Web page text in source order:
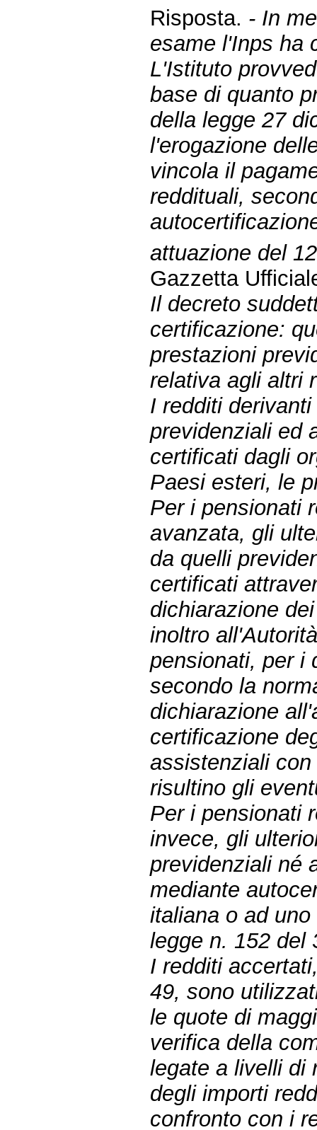
Risposta. - In
esame l'Inps ha
L'Istituto
base di quanto
della legge 27
l'erogazione
vincola il
reddituali,
attuazione del
Gazzetta
Il decreto
certificazione:
prestazioni
relativa agli altri
I redditi
previdenziali ed
certificati dagli
Paesi esteri, le
Per i pensionati
avanzata, gli
da quelli
certificati
dichiarazione
inoltro
pensionati, per i
secondo la
dichiarazione
certificazione
assistenziali
risultino gli
Per i pensionati
invece, gli
previdenziali né
mediante
italiana o ad
legge n. 152 del
I redditi
49, sono
le quote di
verifica della
legate a livelli di
degli importi
confronto con i